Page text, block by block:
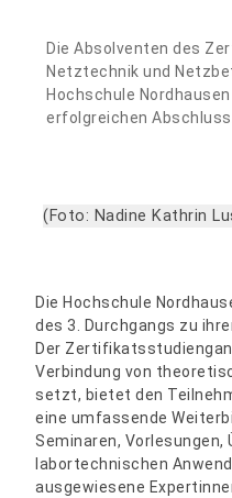
Die Absolventen des
Netztechnik und
Hochschule
erfolgreichen Abschluss.
(Foto: Nadine Kathrin
Die Hochschule
des 3. Durchgangs zu
Der
Verbindung von
setzt, bietet den
eine umfassende
Seminaren, Vorlesungen,
labortechnischen
ausgewiesene